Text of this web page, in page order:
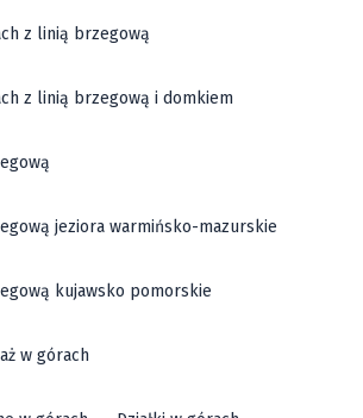
z linią brzegową
z linią brzegową i domkiem
jeziora warmińsko-mazurskie
kujawsko pomorskie
w górach